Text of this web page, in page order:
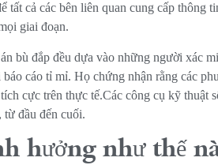
tất cả các bên liên quan cung cấp
giai đoạn.
bù đắp đều dựa vào những người xác
cáo tỉ mỉ. Họ chứng nhận rằng các
cực trên thực tế.Các công cụ kỹ
từ đầu đến cuối.
hưởng như thế